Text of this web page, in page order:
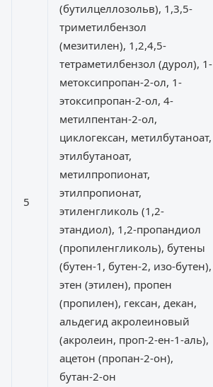
5
(бутилцеллозольв), 1,3,5-
триметилбензол
(мезитилен), 1,2,4,5-
тетраметилбензол (дурол), 1-
метоксипропан-2-ол, 1-
этоксипропан-2-ол, 4-
метилпентан-2-ол,
циклогексан, метилбутаноат,
этилбутаноат,
метилпропионат,
этилпропионат,
этиленгликоль (1,2-
этандиол), 1,2-пропандиол
(пропиленгликоль), бутены
(бутен-1, бутен-2, изо-бутен),
этен (этилен), пропен
(пропилен), гексан, декан,
альдегид акролеиновый
(акролеин, проп-2-ен-1-аль),
ацетон (пропан-2-он),
бутан-2-он